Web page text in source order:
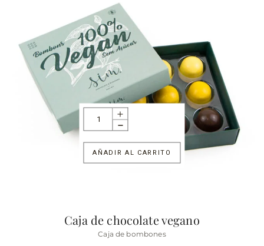
AÑADIR AL CARRITO
Caja de chocolate vegano
Caja de bombones